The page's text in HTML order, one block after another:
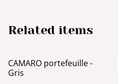
Related items
CAMARO portefeuille -
Gris